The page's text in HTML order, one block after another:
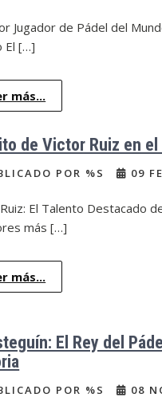
Jugador de Pádel del
El […]
más...
de Victor Ruiz en el
POR %S 09
El Talento Destacado
más […]
más...
El Rey del
POR %S 08